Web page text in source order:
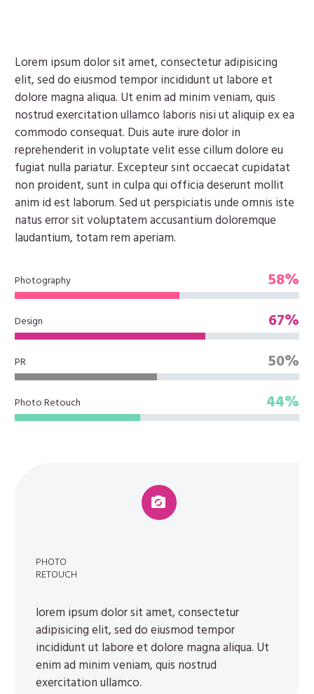
Lorem ipsum dolor sit amet, consectetur adipisicing
elit, sed do eiusmod tempor incididunt ut labore et
dolore magna aliqua. Ut enim ad minim veniam, quis
nostrud exercitation ullamco laboris nisi ut aliquip ex ea
commodo consequat. Duis aute irure dolor in
reprehenderit in voluptate velit esse cillum dolore eu
fugiat nulla pariatur. Excepteur sint occaecat cupidatat
non proident, sunt in culpa qui officia deserunt mollit
anim id est laborum. Sed ut perspiciatis unde omnis iste
natus error sit voluptatem accusantium doloremque
laudantium, totam rem aperiam.
Photography 58%
Design 67%
PR 50%
Photo Retouch 44%


PHOTO
RETOUCH
lorem ipsum dolor sit amet, consectetur
adipisicing elit, sed do eiusmod tempor
incididunt ut labore et dolore magna aliqua. Ut
enim ad minim veniam, quis nostrud
exercitation ullamco.